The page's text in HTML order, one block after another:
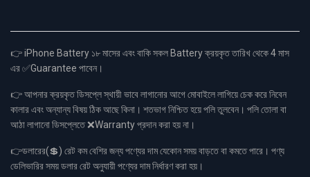
👉 iPhone Battery ১৮ মাসের এবং বাকি সকল Battery ক্রয়কৃত তারিখ থেকে 4 মাস
এর ✅Guarantee পাবেন।
👉 আপনার ক্রয়কৃত ডিসপ্লে স্থায়ী ভাবে লাগানোর আগে মোবাইলে লাগিয়ে চেক করে নিবেন
কালার এবং অন্যান্য বিষয় ঠিক আছে কিনা। শতভাগ নিশ্চিত হয়ে পলি তুলবেন। পলি তোলা বা
আঠা লাগানো ডিসপ্লেতে ❌Warranty প্রদান করা হয় না।
👉ডলারের(💲) রেট কম বেশির জন্য পণ্যের দাম যেকোন সময় বাড়তে বা কমতে পারে। পণ্য
ডেলিভারির সময় ডলার রেট অনুযায়ী পণ্যের দাম নির্ধারণ করা হয়।